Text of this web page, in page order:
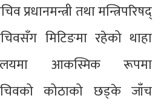
प्रधानमन्त्री तथा मन्त्रिपरिषद्
मिटिङमा रहेको थाहा
आकस्मिक रूपमा
कोठाको छड्के जाँच